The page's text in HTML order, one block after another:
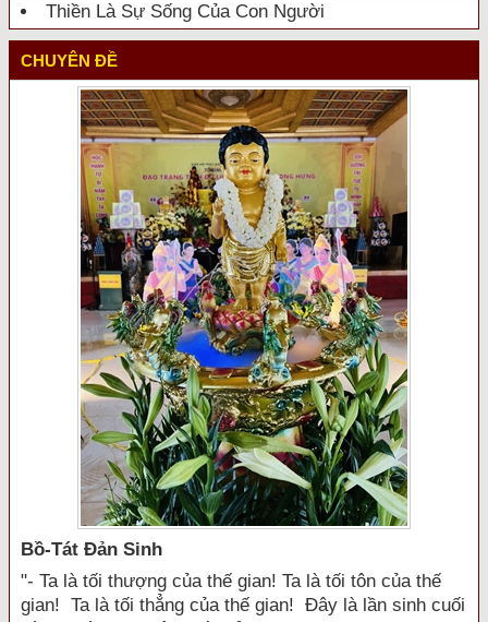
Thiền Là Sự Sống Của Con Người
CHUYÊN ĐỀ
Bồ-Tát Đản Sinh
"- Ta là tối thượng của thế gian! Ta là tối tôn của thế
gian! Ta là tối thẳng của thế gian! Đây là lần sinh cuối